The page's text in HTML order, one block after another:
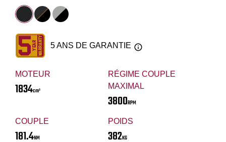
MOTEUR
1834cm³
RÉGIME COUPLE
MAXIMAL
3800RPM
COUPLE
181.4NM
POIDS
382KG
5 ANS DE GARANTIE